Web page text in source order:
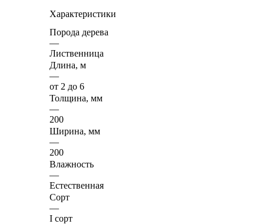
Характеристики
Порода дерева
—
Лиственница
Длина, м
—
от 2 до 6
Толщина, мм
—
200
Ширина, мм
—
200
Влажность
—
Естественная
Сорт
—
I сорт